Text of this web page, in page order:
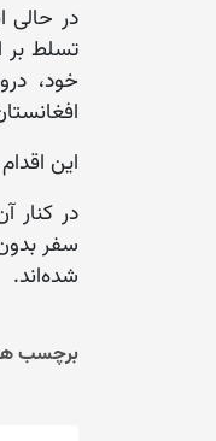
در حالی
تسلط بر
خود،
این
در کنار
سفر
شده‌اند.
برچسب